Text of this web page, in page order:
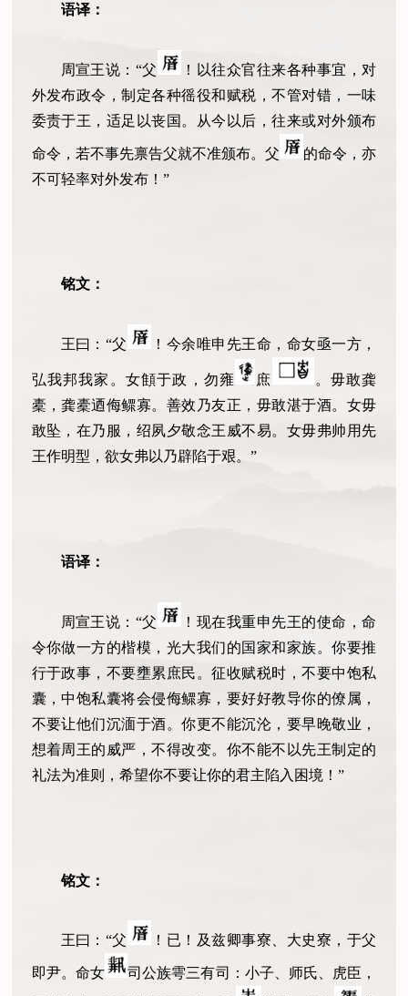
语译：
周宣王说：“父
！以往众官往来各种事宜，对
外发布政令，制定各种徭役和赋税，不管对错，一味
委责于王，适足以丧国。从今以后，往来或对外颁布
命令，若不事先禀告父就不准颁布。父
的命令，亦
不可轻率对外发布！”
铭文：
王曰：“父 ！今余唯申先王命，命女亟一方，
弘我邦我家。女顀于政，勿雍 庶
。毋敢龚
橐，龚橐迺侮鳏寡。善效乃友正，毋敢湛于酒。女毋
敢坠，在乃服，绍夙夕敬念王威不易。女毋弗帅用先
王作明型，欲女弗以乃辟陷于艰。”
语译：
周宣王说：“父
！现在我重申先王的使命，命
令你做一方的楷模，光大我们的国家和家族。你要推
行于政事，不要壅累庶民。征收赋税时，不要中饱私
囊，中饱私囊将会侵侮鳏寡，要好好教导你的僚属，
不要让他们沉湎于酒。你更不能沉沦，要早晚敬业，
想着周王的威严，不得改变。你不能不以先王制定的
礼法为准则，希望你不要让你的君主陷入困境！”
铭文：
王曰：“父 ！已！及兹卿事寮、大史寮，于父
即尹。命女 司公族雩三有司：小子、师氏、虎臣，